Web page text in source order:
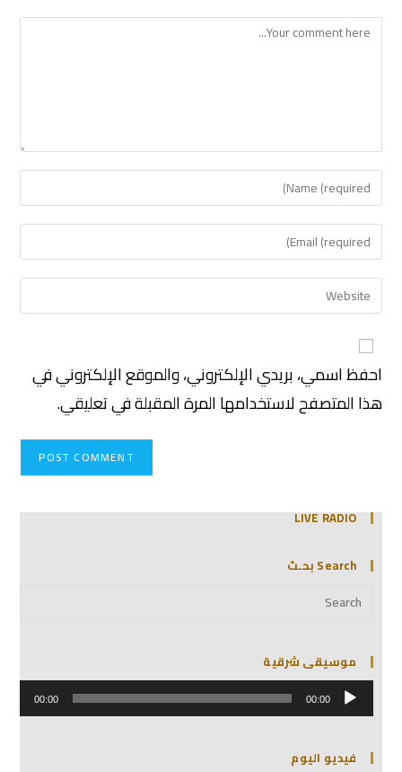
احفظ اسمي، بريدي الإلكتروني، والموقع الإلكتروني في
هذا المتصفح لاستخدامها المرة المقبلة في تعليقي.
LIVE RADIO
Search بحـث
موسيقى شرقية
مشغل
الصوت 00:00
00:00
فيديو اليوم